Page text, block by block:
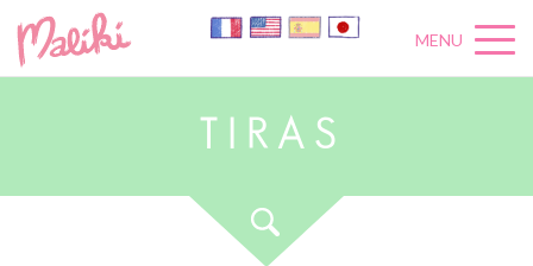
MENU
R A S